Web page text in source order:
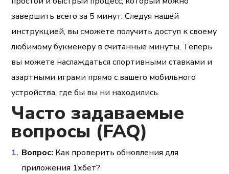
завершить всего за 5 минут. Следуя нашей
инструкцией, вы сможете получить доступ к своему
любимому букмекеру в считанные минуты. Теперь
вы можете наслаждаться спортивными ставками и
азартными играми прямо с вашего мобильного
устройства, где бы вы ни находились.
Часто задаваемые
вопросы (FAQ)
Вопрос: Как проверить обновления для
приложения 1хбет?